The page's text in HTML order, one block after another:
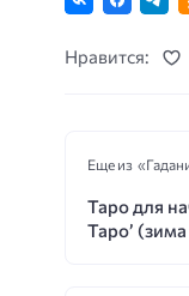
Нравится:
Еще из
Таро для
Таро’